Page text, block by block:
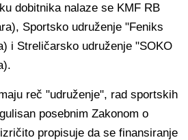
dobitnika nalaze se KMF RB
Sportsko udruženje "Feniks
i Streličarsko udruženje "SOKO
reč "udruženje", rad sportskih
posebnim Zakonom o
propisuje da se finansiranje